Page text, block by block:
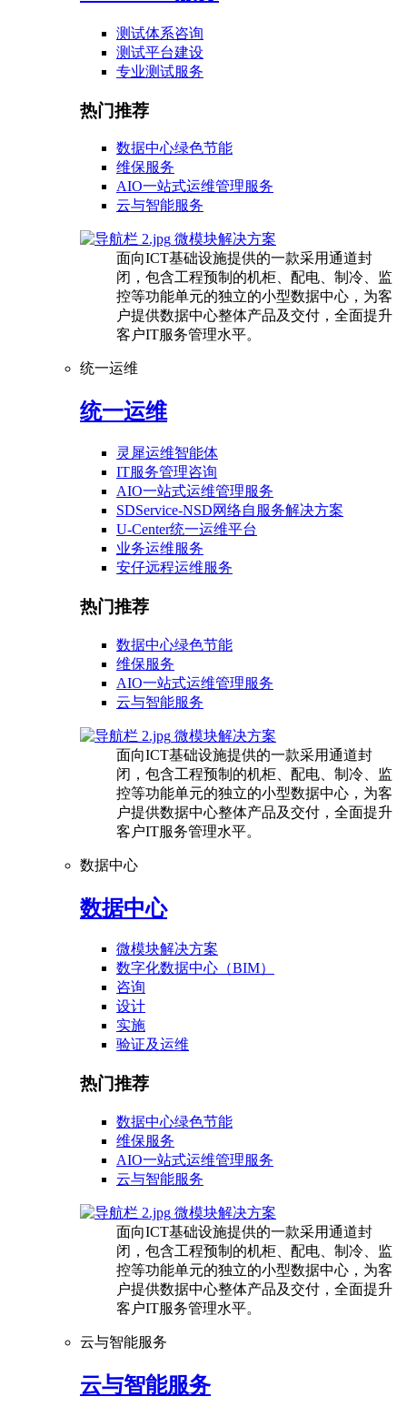
测试体系咨询
测试平台建设
专业测试服务
热门推荐
数据中心绿色节能
维保服务
AIO一站式运维管理服务
云与智能服务
微模块解决方案
面向ICT基础设施提供的一款采用通道封
闭，包含工程预制的机柜、配电、制冷、监
控等功能单元的独立的小型数据中心，为客
户提供数据中心整体产品及交付，全面提升
客户IT服务管理水平。
统一运维
统一运维
灵犀运维智能体
IT服务管理咨询
AIO一站式运维管理服务
SDService-NSD网络自服务解决方案
U-Center统一运维平台
业务运维服务
安仔远程运维服务
热门推荐
数据中心绿色节能
维保服务
AIO一站式运维管理服务
云与智能服务
微模块解决方案
面向ICT基础设施提供的一款采用通道封
闭，包含工程预制的机柜、配电、制冷、监
控等功能单元的独立的小型数据中心，为客
户提供数据中心整体产品及交付，全面提升
客户IT服务管理水平。
数据中心
数据中心
微模块解决方案
数字化数据中心（BIM）
咨询
设计
实施
验证及运维
热门推荐
数据中心绿色节能
维保服务
AIO一站式运维管理服务
云与智能服务
微模块解决方案
面向ICT基础设施提供的一款采用通道封
闭，包含工程预制的机柜、配电、制冷、监
控等功能单元的独立的小型数据中心，为客
户提供数据中心整体产品及交付，全面提升
客户IT服务管理水平。
云与智能服务
云与智能服务